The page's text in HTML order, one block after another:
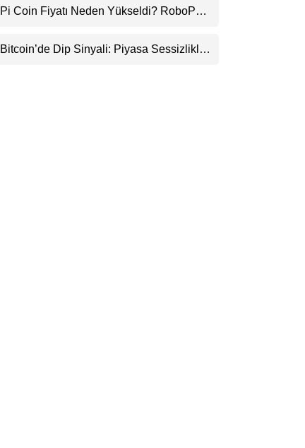
LinkedIn
Telegram
Pi Coin Fiyatı Neden Yükseldi? RoboPay
Destekledi
Bitcoin’de Dip Sinyali: Piyasa Sessizlikle